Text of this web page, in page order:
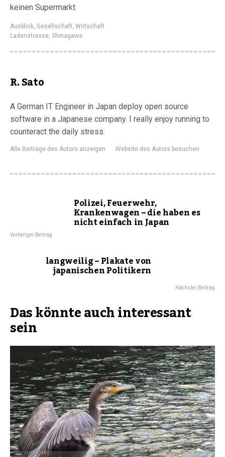
keinen Supermarkt.
Ausblick, Gesellschaft, Wirtschaft
Ladenstrasse, Shinagawa
R. Sato
A German IT Engineer in Japan deploy open source
software in a Japanese company. I really enjoy running to
counteract the daily stress.
Alle Beiträge des Autors anzeigen Website des Autors besuchen
Polizei, Feuerwehr,
Krankenwagen – die haben es
nicht einfach in Japan
Vorheriger Beitrag
langweilig – Plakate von
japanischen Politikern
Nächster Beitrag
Das könnte auch interessant
sein